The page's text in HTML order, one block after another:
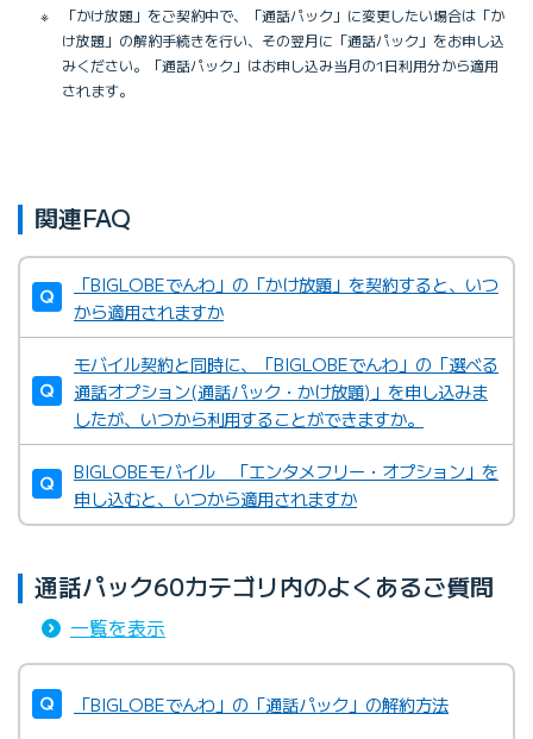
※
「かけ放題」をご契約中で、「通話パック」に変更したい場合は「か
け放題」の解約手続きを行い、その翌月に「通話パック」をお申し込
みください。「通話パック」はお申し込み当月の1日利用分から適用
されます。
関連FAQ
「BIGLOBEでんわ」の「かけ放題」を契約すると、いつ
から適用されますか
モバイル契約と同時に、「BIGLOBEでんわ」の「選べる
通話オプション(通話パック・かけ放題)」を申し込みま
したが、いつから利用することができますか。
BIGLOBEモバイル 「エンタメフリー・オプション」を
申し込むと、いつから適用されますか
通話パック60カテゴリ内のよくあるご質問
一覧を表示
「BIGLOBEでんわ」の「通話パック」の解約方法